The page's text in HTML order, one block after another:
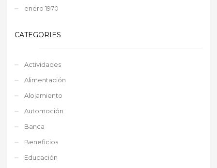
enero 1970
CATEGORIES
Actividades
Alimentación
Alojamiento
Automoción
Banca
Beneficios
Educación